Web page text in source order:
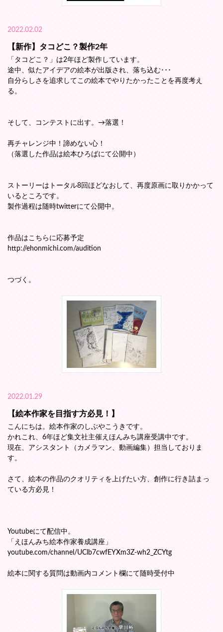
2022.02.02
【新作】タコどこ？製作2年
「タコどこ？」は2年ほど製作しています。
途中、似たアイデアの絵本が出版され、落ち込む･･･
自分らしさを追求してこの絵本でやりたかったことを再度考え
る。
そして、コンテストに出す。→落選！
再チャレンジ中！諦めない心！
（落選した作品は絵本ひろばにて公開中）
ストーリーはトータル8回ほどなおして、再度原画に取りかかって
いるところです。
製作過程は随時twitterにて公開中。
作品はこちらに応募予定
http://ehonmichi.com/audition
つづく。
2022.01.29
【絵本作家を目指す方必見！】
こんにちは。絵本作家のしぶやこうきです。
かれこれ、6年ほど集文社主催えほんみち講座受講中です。
現在、アシスタント（カメラマン、動画編集）担当しておりま
す。
さて、絵本の作品のクオリティを上げたい方、創作に行き詰まっ
ている方必見！
Youtubeにて配信中。
「えほんみち絵本作家養成講座」
youtube.com/channel/UClb7cwfEYXm3Z-wh2_ZCYtg
絵本に関する質問は動画内コメント欄にて随時受付中